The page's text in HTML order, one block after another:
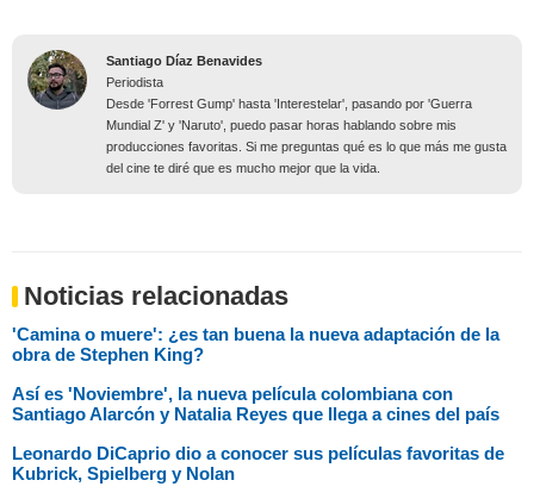
Santiago Díaz Benavides
Periodista
Desde 'Forrest Gump' hasta 'Interestelar', pasando por 'Guerra
Mundial Z' y 'Naruto', puedo pasar horas hablando sobre mis
producciones favoritas. Si me preguntas qué es lo que más me gusta
del cine te diré que es mucho mejor que la vida.
Noticias relacionadas
'Camina o muere': ¿es tan buena la nueva adaptación de la
obra de Stephen King?
Así es 'Noviembre', la nueva película colombiana con
Santiago Alarcón y Natalia Reyes que llega a cines del país
Leonardo DiCaprio dio a conocer sus películas favoritas de
Kubrick, Spielberg y Nolan